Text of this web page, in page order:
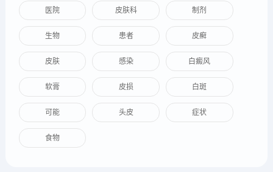
医院 皮肤科 制剂
生物 患者 皮癣
皮肤 感染 白癜风
软膏 皮损 白斑
可能 头皮 症状
食物